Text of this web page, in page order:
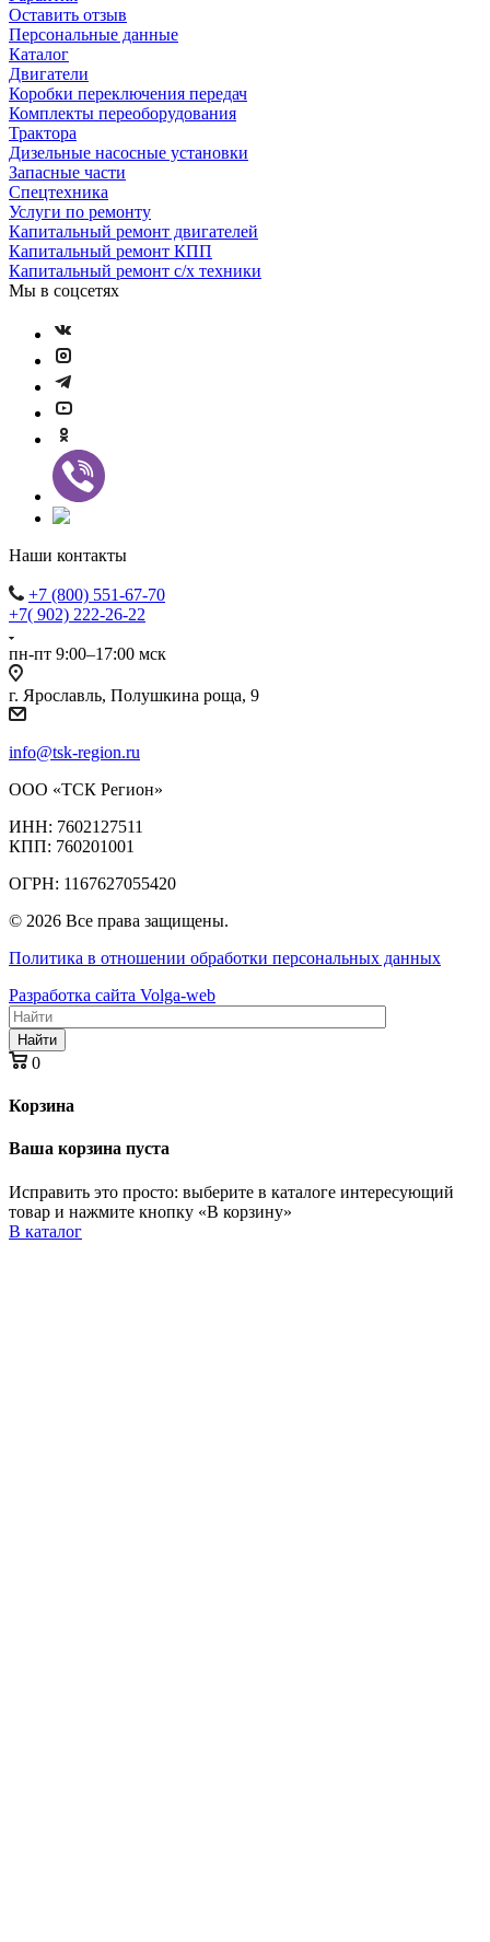
Оставить отзыв
Персональные данные
Каталог
Двигатели
Коробки переключения передач
Комплекты переоборудования
Трактора
Дизельные насосные установки
Запасные части
Спецтехника
Услуги по ремонту
Капитальный ремонт двигателей
Капитальный ремонт КПП
Капитальный ремонт с/х техники
Мы в соцсетях
Наши контакты
+7 (800) 551-67-70
+7( 902) 222-26-22
пн-пт 9:00–17:00 мск
г. Ярославль, Полушкина роща, 9
info@tsk-region.ru
ООО «ТСК Регион»
ИНН: 7602127511
КПП: 760201001
ОГРН: 1167627055420
© 2026 Все права защищены.
Политика в отношении обработки персональных данных
Разработка сайта Volga-web
Найти
0
Корзина
Ваша корзина пуста
Исправить это просто: выберите в каталоге интересующий
товар и нажмите кнопку «В корзину»
В каталог